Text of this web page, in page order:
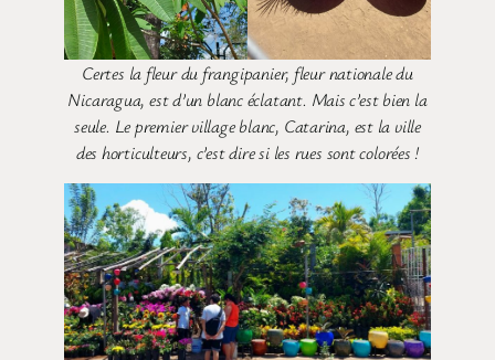
Certes la fleur du frangipanier, fleur nationale du
Nicaragua, est d’un blanc éclatant. Mais c’est bien la
seule. Le premier village blanc, Catarina, est la ville
des horticulteurs, c’est dire si les rues sont colorées !